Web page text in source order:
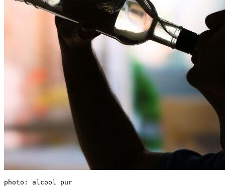
photo: alcool pur